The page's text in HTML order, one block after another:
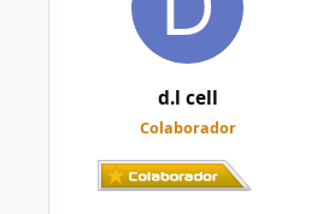
d.l cell
Colaborador